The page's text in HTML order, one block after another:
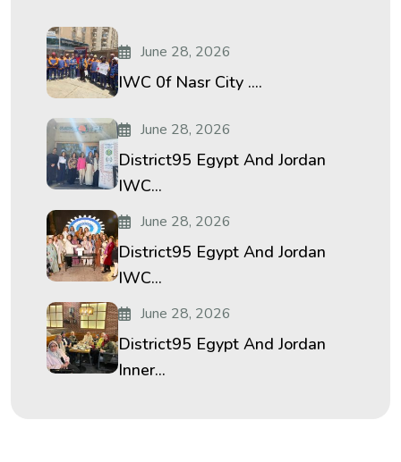
June 28, 2026
IWC 0f Nasr City ....
June 28, 2026
District95 Egypt And Jordan
IWC...
June 28, 2026
District95 Egypt And Jordan
IWC...
June 28, 2026
District95 Egypt And Jordan
Inner...